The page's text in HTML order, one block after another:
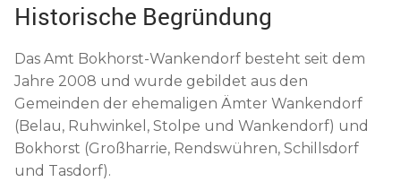
Historische Begründung
Das Amt Bokhorst-Wankendorf besteht seit dem
Jahre 2008 und wurde gebildet aus den
Gemeinden der ehemaligen Ämter Wankendorf
(Belau, Ruhwinkel, Stolpe und Wankendorf) und
Bokhorst (Großharrie, Rendswühren, Schillsdorf
und Tasdorf).